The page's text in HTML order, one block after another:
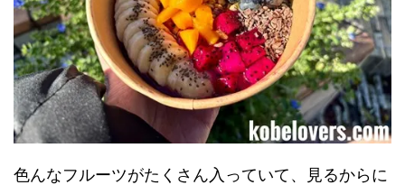
色んなフルーツがたくさん入っていて、見るからに